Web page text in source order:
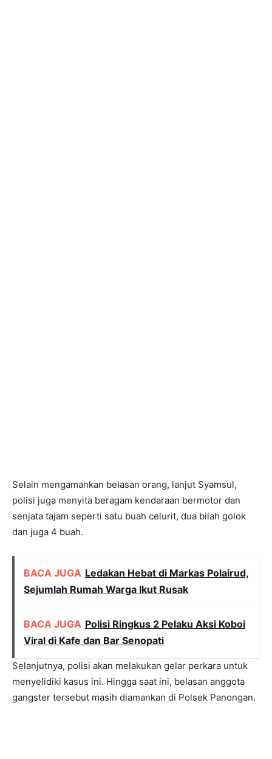
Selain mengamankan belasan orang, lanjut Syamsul,
polisi juga menyita beragam kendaraan bermotor dan
senjata tajam seperti satu buah celurit, dua bilah golok
dan juga 4 buah.
BACA JUGA Ledakan Hebat di Markas Polairud,
Sejumlah Rumah Warga Ikut Rusak
BACA JUGA Polisi Ringkus 2 Pelaku Aksi Koboi
Viral di Kafe dan Bar Senopati
Selanjutnya, polisi akan melakukan gelar perkara untuk
menyelidiki kasus ini. Hingga saat ini, belasan anggota
gangster tersebut masih diamankan di Polsek Panongan.